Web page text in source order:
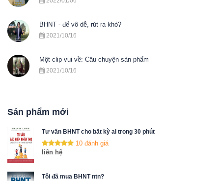
BHNT - để vô dễ, rút ra khó?
2021/10/16
Một clip vui về: Câu chuyện sản phẩm
2021/10/16
Sản phẩm mới
Tư vấn BHNT cho bất kỳ ai trong 30 phút
10 đánh giá
liên hệ
Tôi đã mua BHNT ntn?